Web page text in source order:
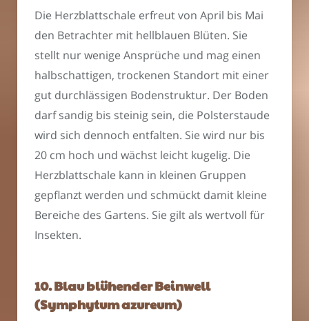
Die Herzblattschale erfreut von April bis Mai
den Betrachter mit hellblauen Blüten. Sie
stellt nur wenige Ansprüche und mag einen
halbschattigen, trockenen Standort mit einer
gut durchlässigen Bodenstruktur. Der Boden
darf sandig bis steinig sein, die Polsterstaude
wird sich dennoch entfalten. Sie wird nur bis
20 cm hoch und wächst leicht kugelig. Die
Herzblattschale kann in kleinen Gruppen
gepflanzt werden und schmückt damit kleine
Bereiche des Gartens. Sie gilt als wertvoll für
Insekten.
10. Blau blühender Beinwell
(Symphytum azureum)